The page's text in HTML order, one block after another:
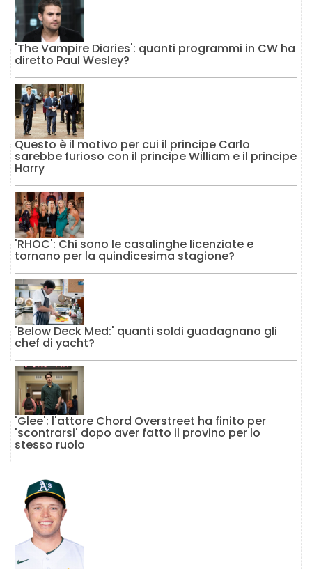
'The Vampire Diaries': quanti programmi in CW ha
diretto Paul Wesley?
Questo è il motivo per cui il principe Carlo
sarebbe furioso con il principe William e il principe
Harry
'RHOC': Chi sono le casalinghe licenziate e
tornano per la quindicesima stagione?
'Below Deck Med:' quanti soldi guadagnano gli
chef di yacht?
'Glee': l'attore Chord Overstreet ha finito per
'scontrarsi' dopo aver fatto il provino per lo
stesso ruolo